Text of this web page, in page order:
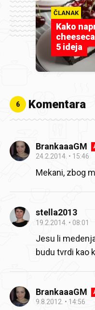
ČLANAK
Kako
5 ideja
6 Komentara
BrankaaaGM
24.2.2014. 15:46
Mekani, zbog
stella2013
19.2.2014. 08:01
Jesu li
budu tvrdi kao
BrankaaaGM
9.8.2012. 14:56